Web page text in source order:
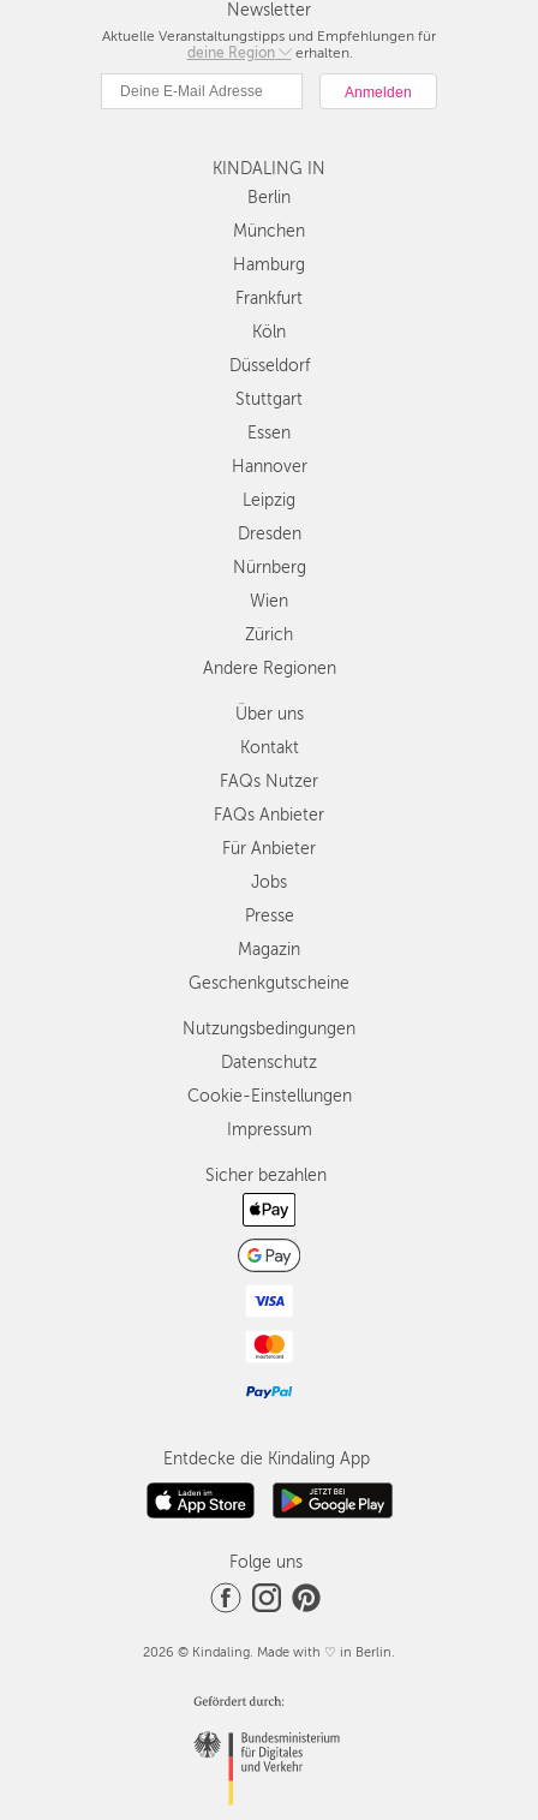
Newsletter
Aktuelle Veranstaltungstipps und Empfehlungen für
deine Region
Berlin
München
Hamburg
Köln
Düsseldorf
Stuttgart
Essen
Dresden
Nürnberg
Wien
Zürich
Andere
Regionen
erhalten.
KINDALING IN
Berlin
München
Hamburg
Frankfurt
Köln
Düsseldorf
Stuttgart
Essen
Hannover
Leipzig
Dresden
Nürnberg
Wien
Zürich
Andere Regionen
Über uns
Kontakt
FAQs Nutzer
FAQs Anbieter
Für Anbieter
Jobs
Presse
Magazin
Geschenkgutscheine
Nutzungsbedingungen
Datenschutz
Cookie-Einstellungen
Impressum
Sicher bezahlen
Entdecke die Kindaling App
Folge uns
2026 © Kindaling. Made with ♡ in Berlin.